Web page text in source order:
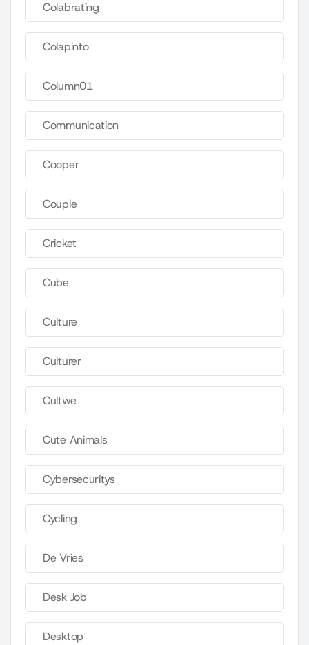
Colabrating
Colapinto
Column01
Communication
Cooper
Couple
Cricket
Cube
Culture
Culturer
Cultwe
Cute Animals
Cybersecuritys
Cycling
De Vries
Desk Job
Desktop